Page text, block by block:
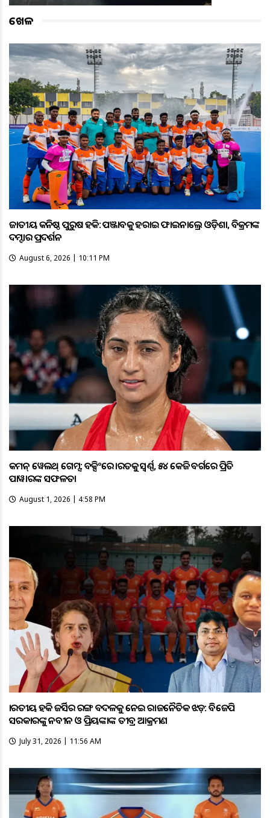
ଖେଳ
ଜାତୀୟ କନିଷ୍ଠ ପୁରୁଷ ହକି: ପଞ୍ଜାବକୁ ହରାଇ ଫାଇନାଲ୍ରେ ଓଡ଼ିଶା, ବିକ୍ରମଙ୍କ
ଦମ୍ଦାର ପ୍ରଦର୍ଶନ
August 6, 2026 | 10:11 PM
କମନ୍ ୱେଲଥ୍ ଗେମ୍ସ: ବକ୍ସିଂରେ ଭାରତକୁ ସ୍ବର୍ଣ୍ଣ, ୫୪ କେଜି ବର୍ଗରେ ପ୍ରିତି
ପାୱାରଙ୍କ ସଫଳତା
August 1, 2026 | 4:58 PM
ଭାରତୀୟ ହକି ଜର୍ସିର ରଙ୍ଗ ବଦଳକୁ ନେଇ ରାଜନୈତିକ ଝଡ଼: ବିଜେପି
ସରକାରଙ୍କୁ ନବୀନ ଓ ପ୍ରିୟଙ୍କାଙ୍କ ତୀବ୍ର ଆକ୍ରମଣ
July 31, 2026 | 11:56 AM